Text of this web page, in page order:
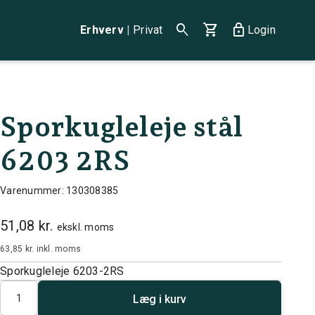
Erhverv | Privat search shopping_cart lock Login
Sporkugleleje stål
6203 2RS
Varenummer: 130308385
51,08 kr. ekskl. moms
63,85 kr. inkl. moms
Sporkugleleje 6203-2RS
Antal
Læg i kurv